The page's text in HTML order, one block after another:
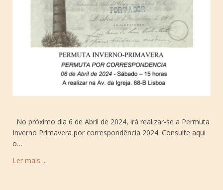
No próximo dia 6 de Abril de 2024, irá realizar-se a Permuta
Inverno Primavera por correspondência 2024. Consulte aqui
o…
Ler mais ...